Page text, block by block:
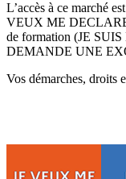
L’accès à ce marché
VEUX ME
de formation (JE
DEMANDE UNE
Vos démarches, droits